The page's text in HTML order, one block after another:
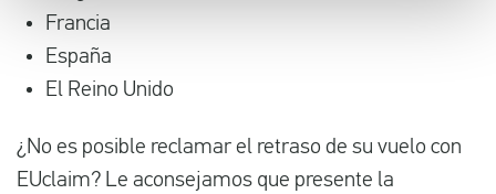
Francia
España
El Reino Unido
¿No es posible reclamar el retraso de su vuelo con
EUclaim? Le aconsejamos que presente la